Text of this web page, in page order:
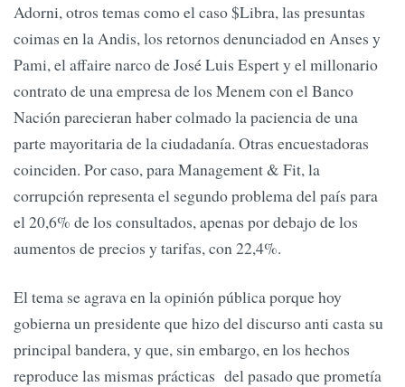
Adorni, otros temas como el caso $Libra, las presuntas
coimas en la Andis, los retornos denunciadod en Anses y
Pami, el affaire narco de José Luis Espert y el millonario
contrato de una empresa de los Menem con el Banco
Nación parecieran haber colmado la paciencia de una
parte mayoritaria de la ciudadanía. Otras encuestadoras
coinciden. Por caso, para Management & Fit, la
corrupción representa el segundo problema del país para
el 20,6% de los consultados, apenas por debajo de los
aumentos de precios y tarifas, con 22,4%.
El tema se agrava en la opinión pública porque hoy
gobierna un presidente que hizo del discurso anti casta su
principal bandera, y que, sin embargo, en los hechos
reproduce las mismas prácticas del pasado que prometía